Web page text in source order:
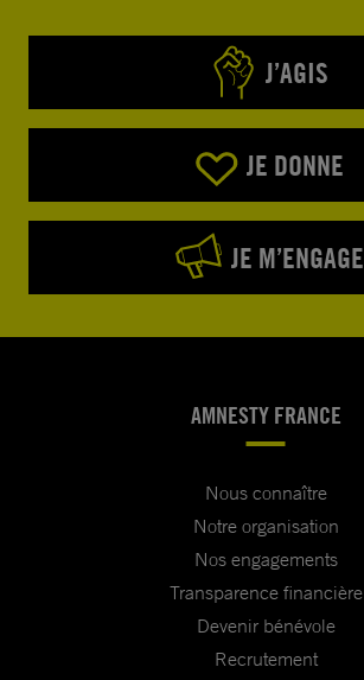
J’AGIS
JE DONNE
JE M’ENGAGE
AMNESTY FRANCE
Nous connaître
Notre organisation
Nos engagements
Transparence financière
Devenir bénévole
Recrutement